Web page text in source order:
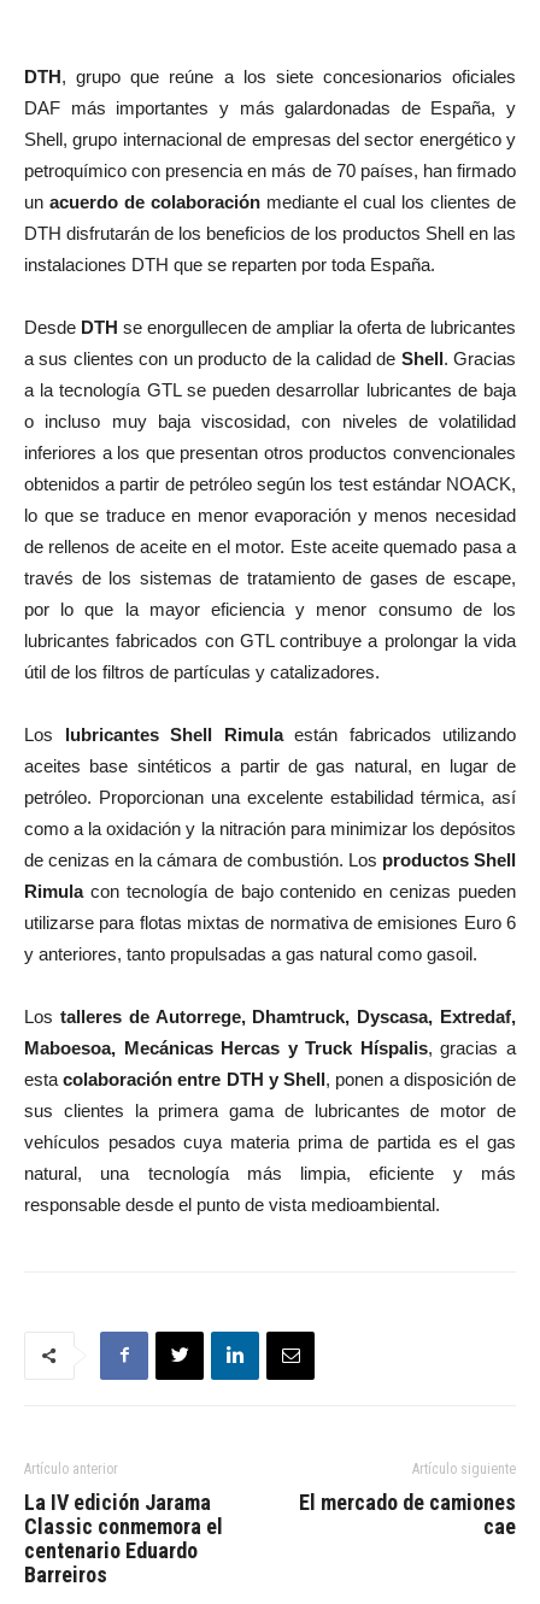
DTH, grupo que reúne a los siete concesionarios oficiales
DAF más importantes y más galardonadas de España, y
Shell, grupo internacional de empresas del sector energético y
petroquímico con presencia en más de 70 países, han firmado
un acuerdo de colaboraciónmediante el cual los clientes de
DTH disfrutarán de los beneficios de los productos Shell en las
instalaciones DTH que se reparten por toda España.
Desde DTH se enorgullecen de ampliar la oferta de lubricantes
a sus clientes con un producto de la calidad de Shell. Gracias
a la tecnología GTL se pueden desarrollar lubricantes de baja
o incluso muy baja viscosidad, con niveles de volatilidad
inferiores a los que presentan otros productos convencionales
obtenidos a partir de petróleo según los test estándar NOACK,
lo que se traduce en menor evaporación y menos necesidad
de rellenos de aceite en el motor. Este aceite quemado pasa a
través de los sistemas de tratamiento de gases de escape,
por lo que la mayor eficiencia y menor consumo de los
lubricantes fabricados con GTL contribuye a prolongar la vida
útil de los filtros de partículas y catalizadores.
Los lubricantes Shell Rimulaestán fabricados utilizando
aceites base sintéticos a partir de gas natural, en lugar de
petróleo. Proporcionan una excelente estabilidad térmica, así
como a la oxidación y la nitración para minimizar los depósitos
de cenizas en la cámara de combustión. Los productos Shell
Rimulacon tecnología de bajo contenido en cenizas pueden
utilizarse para flotas mixtas de normativa de emisiones Euro 6
y anteriores, tanto propulsadas a gas natural como gasoil.
Los talleres de Autorrege, Dhamtruck, Dyscasa, Extredaf,
Maboesoa, Mecánicas Hercas y Truck Híspalis, gracias a
estacolaboración entre DTH y Shell, ponen a disposición de
sus clientes la primera gama de lubricantes de motor de
vehículos pesados cuya materia prima de partida es el gas
natural, una tecnología más limpia, eficiente y más
responsable desde el punto de vista medioambiental.
Artículo anterior
La IV edición Jarama
Classic conmemora el
centenario Eduardo
Barreiros
Artículo siguiente
El mercado de camiones
cae